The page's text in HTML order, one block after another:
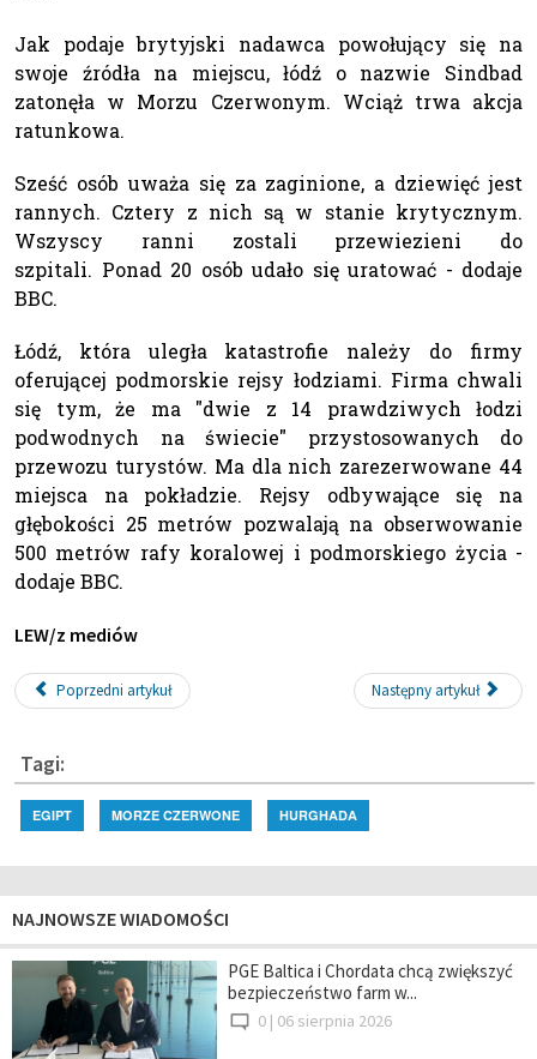
Jak podaje brytyjski nadawca powołujący się na
swoje źródła na miejscu, łódź o nazwie Sindbad
zatonęła w Morzu Czerwonym. Wciąż trwa akcja
ratunkowa.
Sześć osób uważa się za zaginione, a dziewięć jest
rannych. Cztery z nich są w stanie krytycznym.
Wszyscy ranni zostali przewiezieni do
szpitali. Ponad 20 osób udało się uratować - dodaje
BBC.
Łódź, która uległa katastrofie należy do firmy
oferującej podmorskie rejsy łodziami. Firma chwali
się tym, że ma "dwie z 14 prawdziwych łodzi
podwodnych na świecie" przystosowanych do
przewozu turystów. Ma dla nich zarezerwowane 44
miejsca na pokładzie. Rejsy odbywające się na
głębokości 25 metrów pozwalają na obserwowanie
500 metrów rafy koralowej i podmorskiego życia -
dodaje BBC.
LEW/z mediów
Poprzedni artykuł Następny artykuł
Tagi:
EGIPT MORZE CZERWONE HURGHADA
NAJNOWSZE WIADOMOŚCI
PGE Baltica i Chordata chcą zwiększyć
bezpieczeństwo farm w...
0 | 06 sierpnia 2026